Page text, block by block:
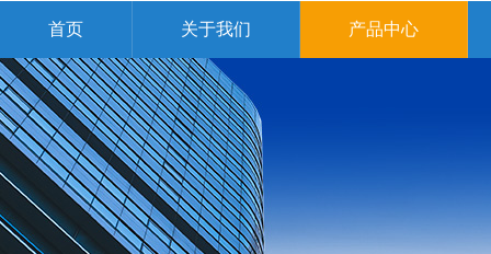
首页 关于我们 产品中心